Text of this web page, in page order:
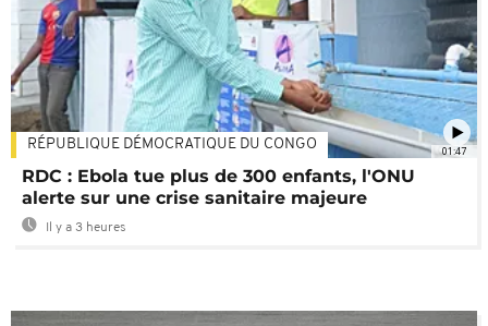
01:47
RÉPUBLIQUE DÉMOCRATIQUE DU CONGO
RDC : Ebola tue plus de 300 enfants, l'ONU
alerte sur une crise sanitaire majeure
Il y a 3 heures